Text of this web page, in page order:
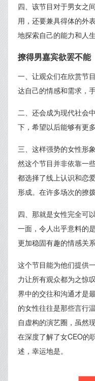
四、该节目对于男女之
用，还要兼具得体的外
地探索自己的能力和人生
撩得男嘉宾欲罢不能
一、让观众们在欣赏节
达自己的情感和需求，
二、还会成为现代社会
下，希望以后能够有更
三、这样强势的女性形
然这个节目并非依靠一
都选择了线上认识和恋
形成。在许多场次的撩
四、那就是女性完全可
一面，令人出乎意料的
更加稳固有趣的情感关系
这个节目能为他们提供
力让所有观众都为之惊
界中的交往和沟通才是
的女性往往是那些言行
自虚构的演艺圈，虽然
在深度了解了女CEO的
述，幸运地是。